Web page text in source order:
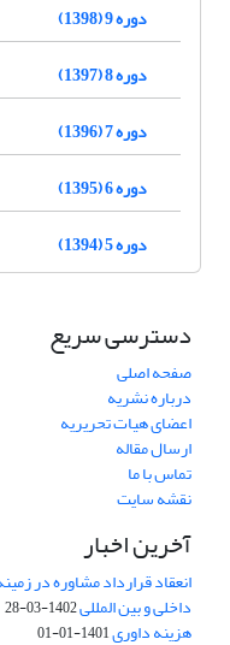
دوره 9 (1398)
دوره 8 (1397)
دوره 7 (1396)
دوره 6 (1395)
دوره 5 (1394)
دسترسی سریع
صفحه اصلی
درباره نشریه
اعضای هیات تحریریه
ارسال مقاله
تماس با ما
نقشه سایت
آخرین اخبار
انعقاد قرارداد مشاوره در
داخلی و بین المللی1402-03-28
هزینه داوری1401-01-01